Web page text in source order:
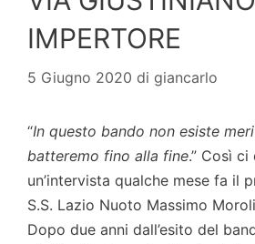
IMPERTORE
5 Giugno 2020 di giancarlo
“In questo bando non esiste
batteremo fino alla fine.” Così ci
un’intervista qualche mese fa il
S.S. Lazio Nuoto Massimo
Dopo due anni dall’esito del